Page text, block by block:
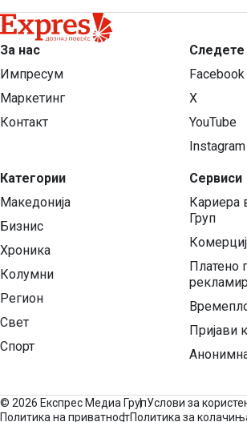
За нас
Импресум
Маркетинг
Контакт
Категории
Македонија
Бизнис
Хроника
Колумни
Регион
Свет
Спорт
Следете
Facebook
X
YouTube
Instagram
Сервиси
Кариера
Груп
Платено
Пријави
© 2026 Експрес Медиа ГрупУслови за
Политика на приватностПолитика за